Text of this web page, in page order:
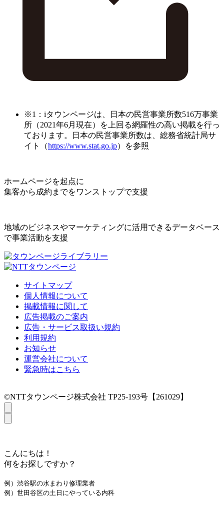
※1：iタウンページは、日本の民営事業所数516万事業
所（2021年6月現在）を上回る網羅性の高い掲載を行っ
ております。日本の民営事業所数は、総務省統計局サ
イト（https://www.stat.go.jp）を参照
ホームページを起点に
集客から成約までをワンストップで支援
地域のビジネスやマーケティングに活用できるデータベース
で事業活動を支援
サイトマップ
個人情報について
掲載情報に関して
広告掲載のご案内
広告・サービス取扱い規約
利用規約
お知らせ
運営会社について
緊急時はこちら
©NTTタウンページ株式会社 TP25-193号【261029】
こんにちは！
何をお探しですか？
例）渋谷駅の水まわり修理業者
例）世田谷区の土日にやっている内科